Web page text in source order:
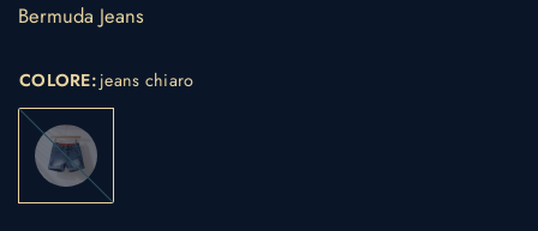
Bermuda Jeans
COLORE: jeans chiaro
jeans
chiaro